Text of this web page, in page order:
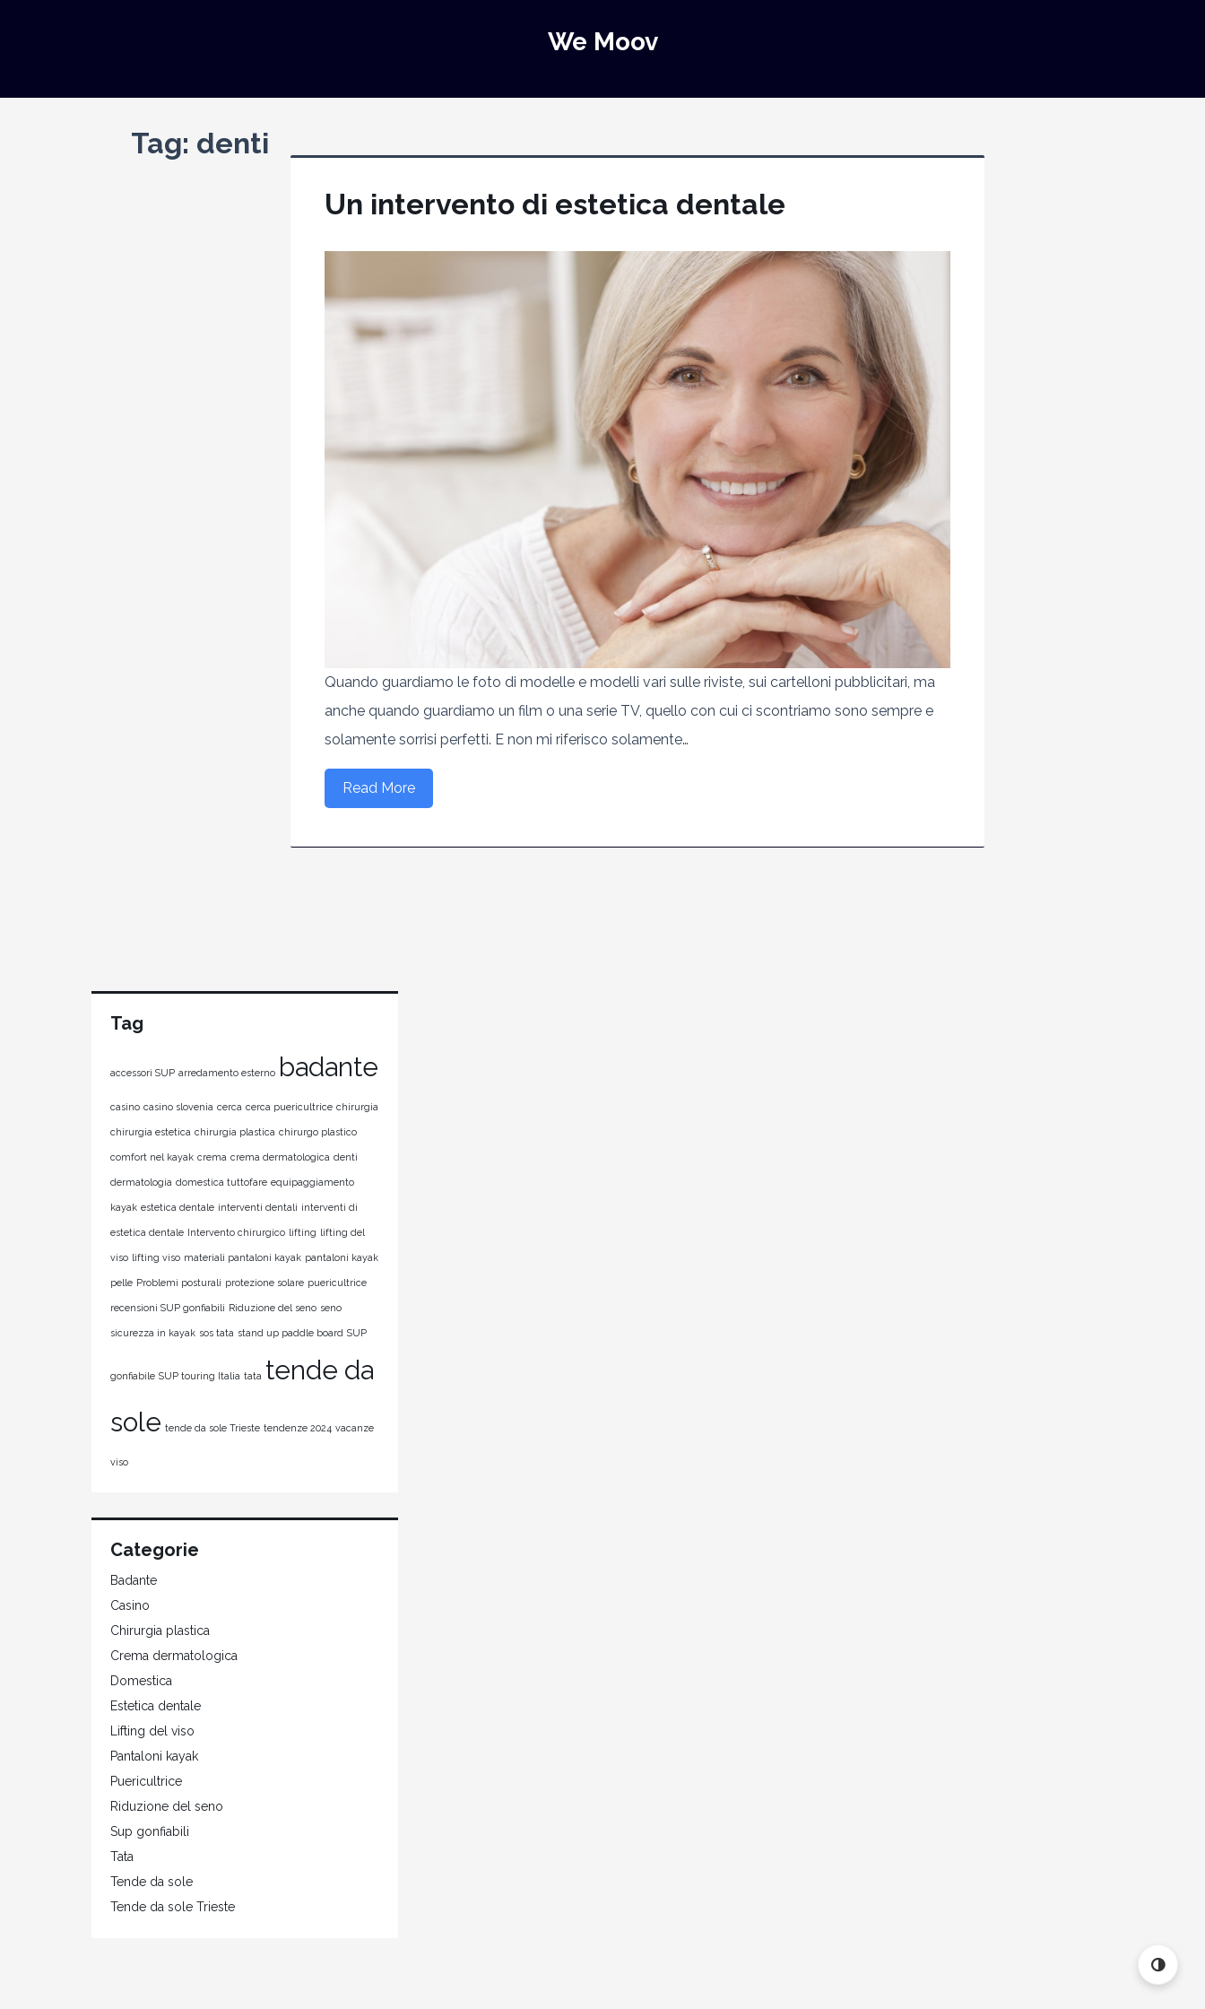
We Moov
Tag: denti
Un intervento di estetica dentale
Quando guardiamo le foto di modelle e modelli vari sulle riviste, sui cartelloni pubblicitari, ma
anche quando guardiamo un film o una serie TV, quello con cui ci scontriamo sono sempre e
solamente sorrisi perfetti. E non mi riferisco solamente…
Read More
Tag
accessori SUP arredamento esterno badante
casino casino slovenia cerca cerca puericultrice chirurgia
chirurgia estetica chirurgia plastica chirurgo plastico
comfort nel kayak crema crema dermatologica denti
dermatologia domestica tuttofare equipaggiamento
kayak estetica dentale interventi dentali interventi di
estetica dentale Intervento chirurgico lifting lifting del
viso lifting viso materiali pantaloni kayak pantaloni kayak
pelle Problemi posturali protezione solare puericultrice
recensioni SUP gonfiabili Riduzione del seno seno
sicurezza in kayak sos tata stand up paddle board SUP
gonfiabile SUP touring Italia tata tende da
sole tende da sole Trieste tendenze 2024 vacanze
viso
Categorie
Badante
Casino
Chirurgia plastica
Crema dermatologica
Domestica
Estetica dentale
Lifting del viso
Pantaloni kayak
Puericultrice
Riduzione del seno
Sup gonfiabili
Tata
Tende da sole
Tende da sole Trieste